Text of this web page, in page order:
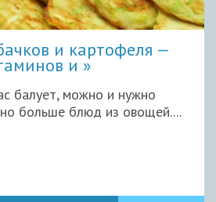
и картофеля —
и
балует, можно и нужно
больше блюд из овощей....